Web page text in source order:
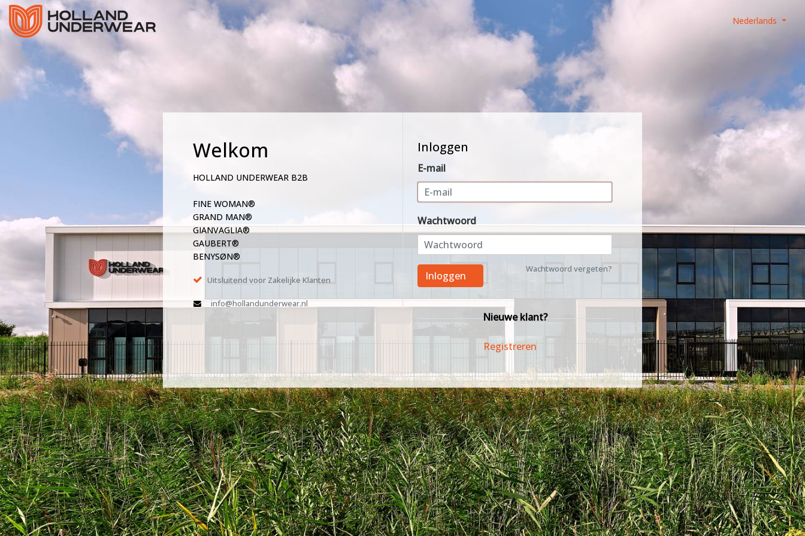
Nederlands
Welkom
HOLLAND UNDERWEAR B2B
FINE WOMAN®
GRAND MAN®
GIANVAGLIA®
GAUBERT®
BENYSØN®
Uitsluitend voor Zakelijke Klanten
info@hollandunderwear.nl
Inloggen
E-mail
Wachtwoord
Wachtwoord vergeten?
Inloggen
Nieuwe klant?
Registreren